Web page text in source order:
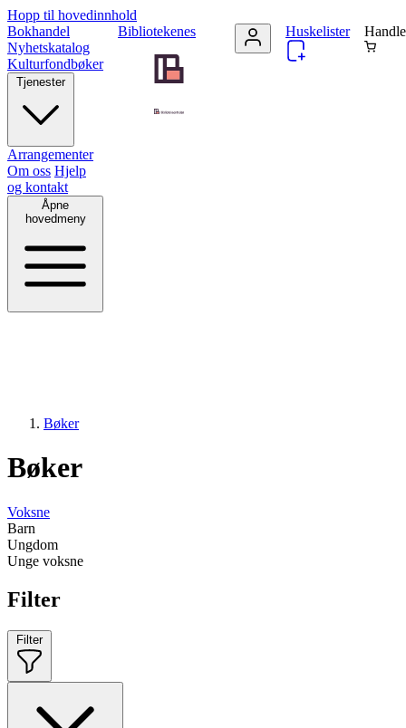
Hopp til hovedinnhold
Bibliotekenes
Bokhandel
Nyhetskatalog
Kulturfondbøker
Tjenester
Arrangementer
Om oss Hjelp
og kontakt
Åpne
hovedmeny
Huskelister
Bøker
Bøker
Voksne
Barn
Ungdom
Unge voksne
Filter
Filter